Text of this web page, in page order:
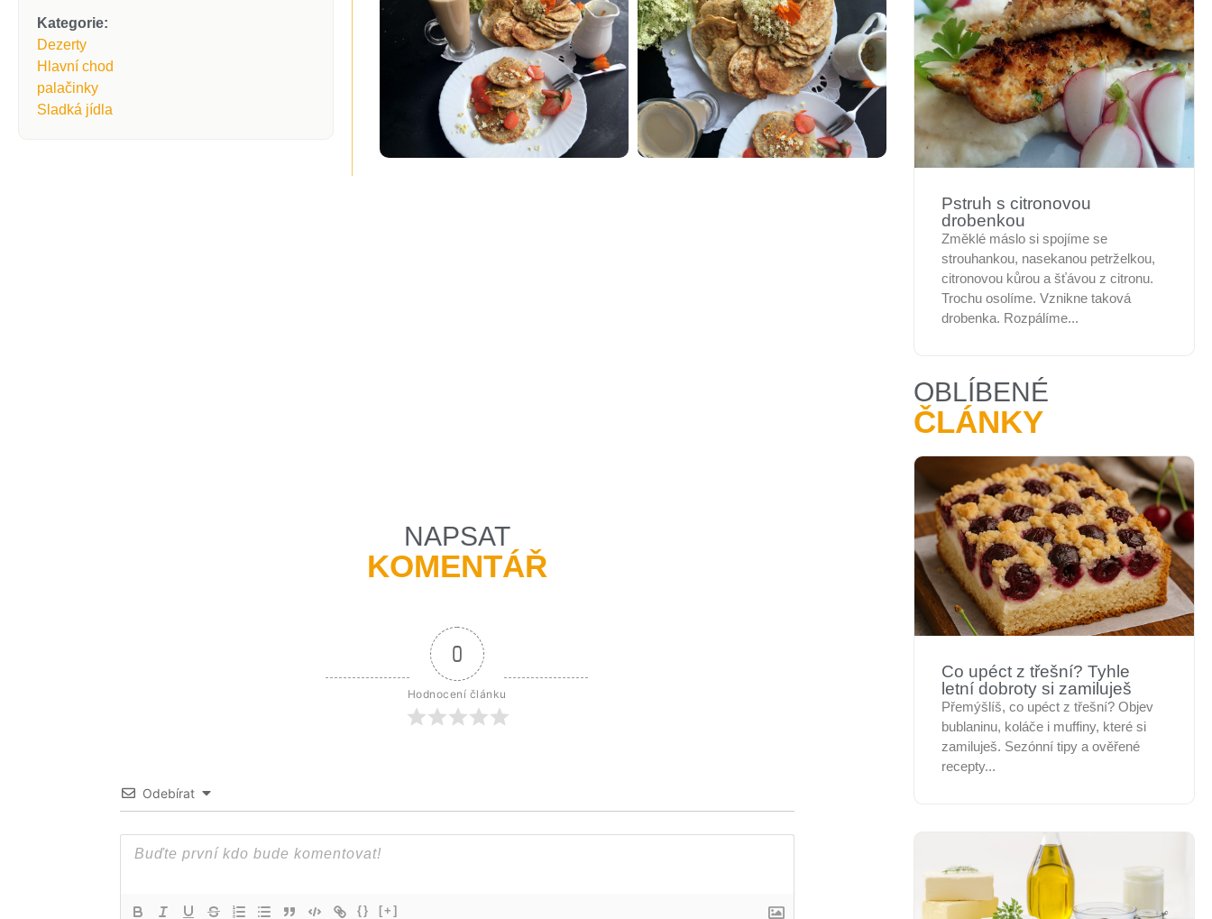
Kategorie:
Dezerty
Hlavní chod
palačinky
Sladká jídla
NAPSAT
KOMENTÁŘ
0
Hodnocení článku
Odebírat
{} [+]
Pstruh s citronovou
drobenkou
Změklé máslo si spojíme se
strouhankou, nasekanou petrželkou,
citronovou kůrou a šťávou z citronu.
Trochu osolíme. Vznikne taková
drobenka. Rozpálíme...
OBLÍBENÉ
ČLÁNKY
Co upéct z třešní? Tyhle
letní dobroty si zamiluješ
Přemýšlíš, co upéct z třešní? Objev
bublaninu, koláče i muffiny, které si
zamiluješ. Sezónní tipy a ověřené
recepty...